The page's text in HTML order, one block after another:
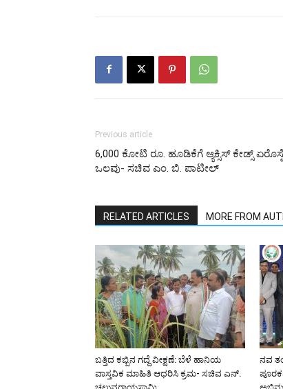
Previous article
6,000 ಕೋಟಿ ರೂ. ಹೂಡಿಕೆಗೆ ಆ್ಯಕ್ಸಿಸ್‌ ಕೇಡ್ಸ್‌
ಒಲವು- ಸಚಿವ ಎಂ. ಬಿ. ಪಾಟೀಲ್
RELATED ARTICLES MORE FROM
ಬತ್ತಿದ ಕಬ್ಬಿನ ಗದ್ದೆ ವೀಕ್ಷಣೆ: ಬೆಳೆ ಹಾನಿಯ
ವಾಸ್ತವಿಕ ಮಾಹಿತಿ ಆಧರಿಸಿ ಕ್ರಮ- ಸಚಿವ ಎನ್.
ನವ